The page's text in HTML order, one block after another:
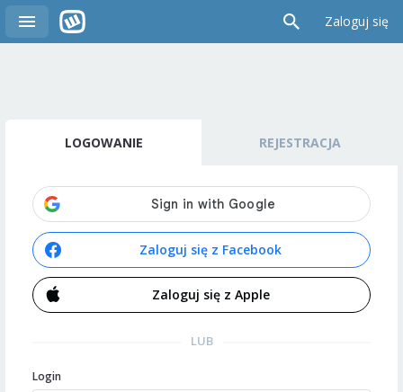
Zaloguj się
LOGOWANIE REJESTRACJA
Zaloguj się z Facebook
Zaloguj się z Apple
LUB
Login